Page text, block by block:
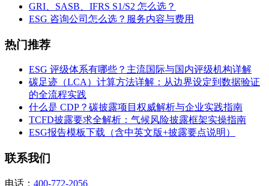
GRI、SASB、IFRS S1/S2 怎么选？
ESG 咨询公司怎么选？服务内容与费用
热门推荐
ESG 评级体系有哪些？主流国际与国内评级机构详解
碳足迹（LCA）计算方法详解：从边界设定到数据验证
的全流程实践
什么是 CDP？碳披露项目权威解析与企业实践指南
TCFD披露要求全解析：气候风险披露框架实操指南
ESG报告模板下载（含中英文版+披露要点说明）
联系我们
电话： 400-772-2056